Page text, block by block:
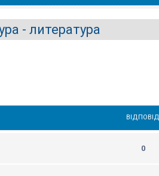
- литература
ВІДПОВІДІ
0